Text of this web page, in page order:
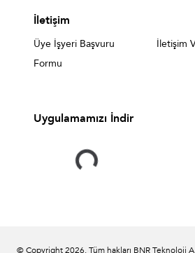
İletişim
Üye İşyeri Başvuru
Formu
İletişim
Uygulamamızı İndir
© Copyright2026. Tüm hakları BNR Teknoloji